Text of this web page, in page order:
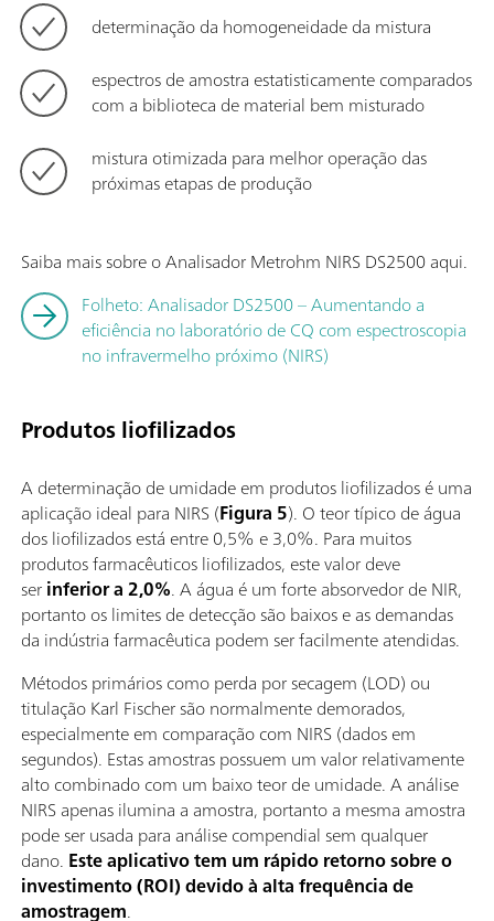
determinação da homogeneidade da mistura
espectros de amostra estatisticamente comparados
com a biblioteca de material bem misturado
mistura otimizada para melhor operação das
próximas etapas de produção
Saiba mais sobre o Analisador Metrohm NIRS DS2500 aqui.
Folheto: Analisador DS2500 – Aumentando a
eficiência no laboratório de CQ com espectroscopia
no infravermelho próximo (NIRS)
Produtos liofilizados
A determinação de umidade em produtos liofilizados é uma
aplicação ideal para NIRS (Figura 5). O teor típico de água
dos liofilizados está entre 0,5% e 3,0%. Para muitos
produtos farmacêuticos liofilizados, este valor deve
serinferior a 2,0%. A água é um forte absorvedor de NIR,
portanto os limites de detecção são baixos e as demandas
da indústria farmacêutica podem ser facilmente atendidas.
Métodos primários como perda por secagem (LOD) ou
titulação Karl Fischer são normalmente demorados,
especialmente em comparação com NIRS (dados em
segundos). Estas amostras possuem um valor relativamente
alto combinado com um baixo teor de umidade. A análise
NIRS apenas ilumina a amostra, portanto a mesma amostra
pode ser usada para análise compendial sem qualquer
dano. Este aplicativo tem um rápido retorno sobre o
investimento (ROI) devido à alta frequência de
amostragem.